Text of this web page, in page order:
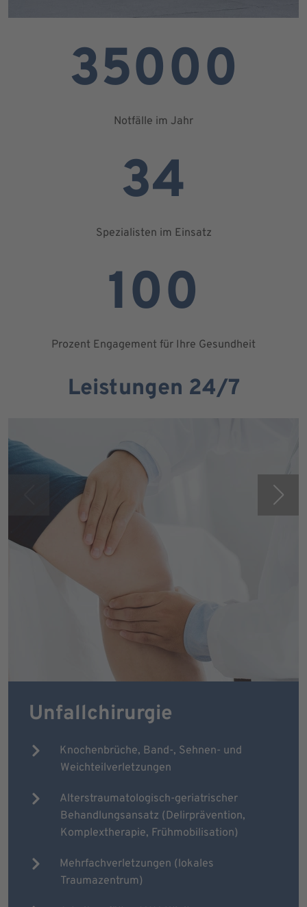
35000
Notfälle im Jahr
34
Spezialisten im Einsatz
100
Prozent Engagement für Ihre Gesundheit
Leistungen 24/7
Unfallchirurgie
Knochenbrüche, Band-, Sehnen- und
Weichteilverletzungen
Alterstraumatologisch-geriatrischer
Behandlungsansatz (Delirprävention,
Komplextherapie, Frühmobilisation)
Mehrfachverletzungen (lokales
Traumazentrum)